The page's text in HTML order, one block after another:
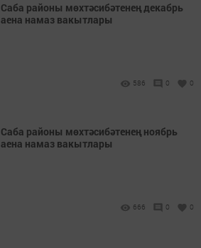
Саба районы мөхтәсибәтенең декабрь
аена намаз вакытлары
586 0 0
Саба районы мөхтәсибәтенең ноябрь
аена намаз вакытлары
666 0 0